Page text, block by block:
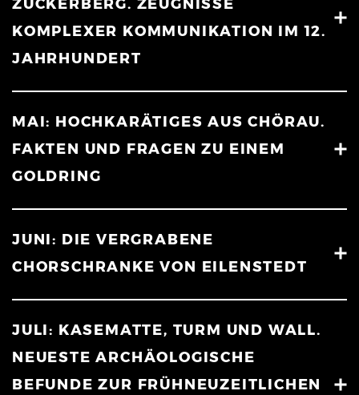
ZUCKERBERG. ZEUGNISSE
KOMPLEXER KOMMUNIKATION IM 12.
JAHRHUNDERT
MAI: HOCHKARÄTIGES AUS CHÖRAU.
FAKTEN UND FRAGEN ZU EINEM
GOLDRING
JUNI: DIE VERGRABENE
CHORSCHRANKE VON EILENSTEDT
JULI: KASEMATTE, TURM UND WALL.
NEUESTE ARCHÄOLOGISCHE
BEFUNDE ZUR FRÜHNEUZEITLICHEN